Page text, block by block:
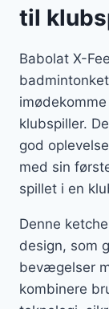
til
Babolat X-
klubspiller.
god
med sin
spillet i en
Denne
design, som
bevægelser
kombinere